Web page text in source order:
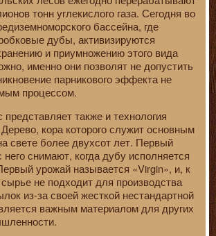
тонн углекислого газа. Сегодня во
бассейна, где
дубы, активизируются
и приумножению этого вида
именно они позволят не допустить
парникового эффекта не
процессом.
также и технология
кора которого служит основным
свете более двухсот лет. Первый
снимают, когда дубу исполняется
урожай называется «Virgin», и, к
не подходит для производства
из-за своей жесткой нестандартной
важным материалом для других